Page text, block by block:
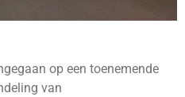
op een toenemende
van